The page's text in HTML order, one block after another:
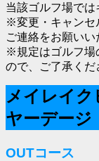
当該ゴルフ場では
※変更・キャンセ
ご連絡をお願いい
※規定はゴルフ場
ので、ご了承くだ
メイレイ
ヤーデージ
OUTコース